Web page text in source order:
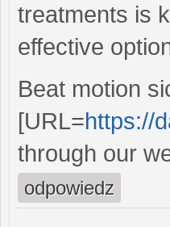
treatments is
effective
Beat motion
[URL=https://
through our
odpowiedz